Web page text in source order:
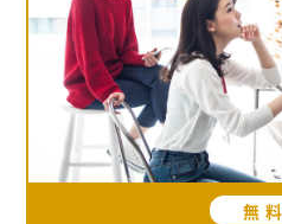
無料